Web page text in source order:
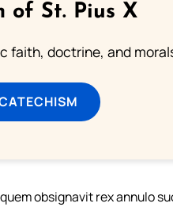
of St. Pius X
faith, doctrine, and
obsignavit rex annulo